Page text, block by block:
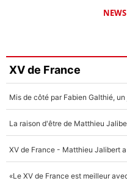
XV de France